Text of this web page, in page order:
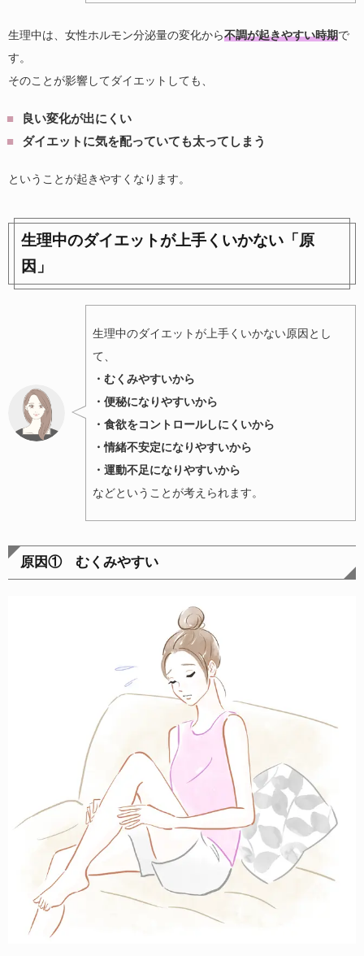
生理中は、女性ホルモン分泌量の変化から不調が起きやすい時期で
す。
そのことが影響してダイエットしても、
良い変化が出にくい
ダイエットに気を配っていても太ってしまう
ということが起きやすくなります。
生理中のダイエットが上手くいかない「原
因」
生理中のダイエットが上手くいかない原因とし
て、
・むくみやすいから
・便秘になりやすいから
・食欲をコントロールしにくいから
・情緒不安定になりやすいから
・運動不足になりやすいから
などということが考えられます。
原因① むくみやすい